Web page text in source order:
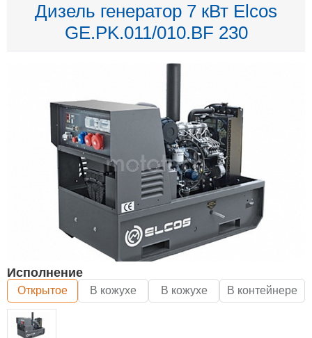
Дизель генератор 7 кВт Elcos
GE.PK.011/010.BF 230
Исполнение
Открытое В кожухе В кожухе В контейнере